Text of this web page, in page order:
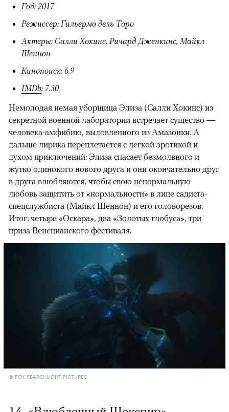
Год: 2017
Режиссер: Гильермо дель Торо
Актеры: Салли Хокинс, Ричард Дженкинс, Майкл
Шеннон
Кинопоиск: 6.9
IMDb: 7.30
Немолодая немая уборщица Элиза (Салли Хокинс) из
секретной военной лаборатории встречает существо —
человека-амфибию, выловленного из Амазонки. А
дальше лирика переплетается с легкой эротикой и
духом приключений: Элиза спасает безмолвного и
жутко одинокого нового друга и они окончательно друг
в друга влюбляются, чтобы свою ненормальную
любовь защитить от «нормальности» в лице садиста-
спецслужбиста (Майкл Шеннон) и его головорезов.
Итог: четыре «Оскара», два «Золотых глобуса», три
приза Венецианского фестиваля.
© FOX SEARCHLIGHT PICTURES